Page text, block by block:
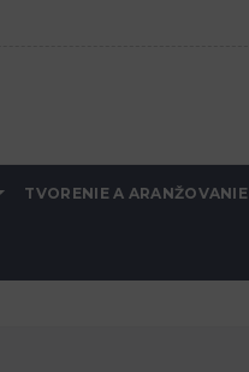
TVORENIE A ARANŽOVANIE